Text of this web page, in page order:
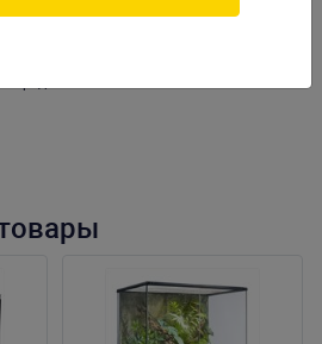
и др.) и создаёт дополнительные